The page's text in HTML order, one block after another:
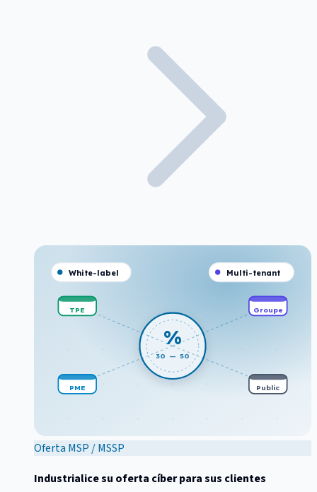
%
30 — 50
TPE
PME
Groupe
Public
White-label Multi-tenant
Oferta MSP / MSSP
Industrialice su oferta cíber para sus clientes